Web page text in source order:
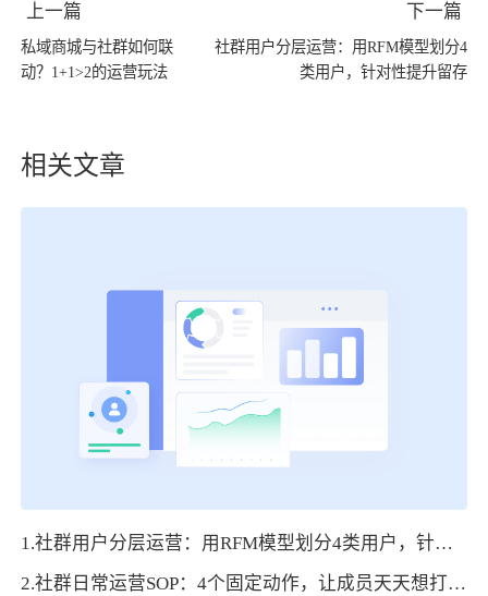
上一篇
私域商城与社群如何联
动？1+1>2的运营玩法
下一篇
社群用户分层运营：用RFM模型划分4
类用户，针对性提升留存
相关文章
1.社群用户分层运营：用RFM模型划分4类用户，针对性提升留存
2.社群日常运营SOP：4个固定动作，让成员天天想打开群聊